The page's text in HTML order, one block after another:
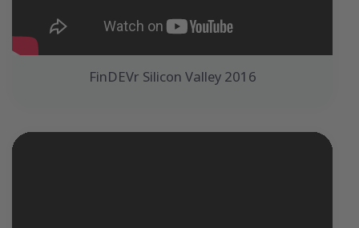
FinDEVr Silicon Valley 2016